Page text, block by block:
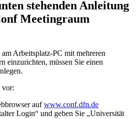
stehenden Anleitung
Meetingraum
Arbeitsplatz-PC mit mehreren
einzurichten, müssen Sie einen
vor:
aufwww.conf.dfn.de
Login“ und geben Sie „Universität